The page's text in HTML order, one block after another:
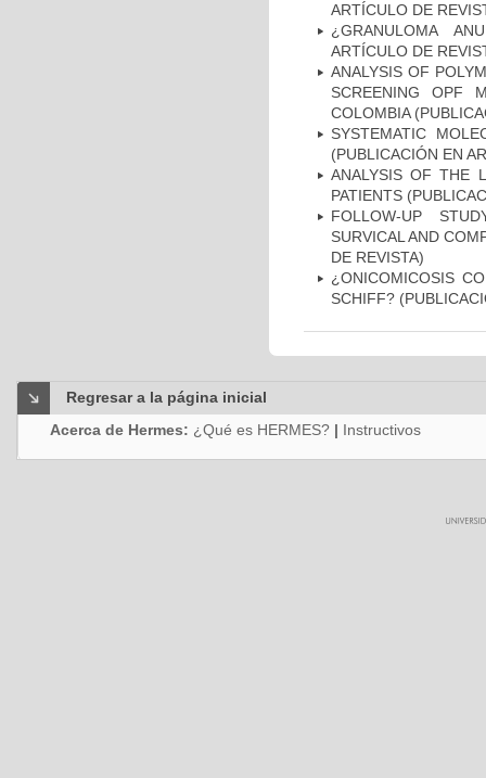
ARTÍCULO DE
¿GRANULOMA
ARTÍCULO DE
ANALYSIS OF
SCREENING OPF
COLOMBIA
SYSTEMATIC
(PUBLICACIÓN EN
ANALYSIS OF THE
PATIENTS
FOLLOW-UP
SURVICAL AND
DE REVISTA)
¿ONICOMICOSIS
SCHIFF?
Regresar a la página inicial
Acerca de Hermes: ¿Qué es HERMES? | Instructivos